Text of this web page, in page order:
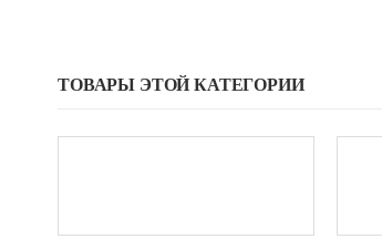
ТОВАРЫ ЭТОЙ КАТЕГОРИИ